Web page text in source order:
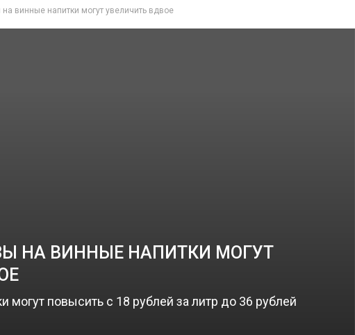
винные напитки могут увеличить вдвое
НА ВИННЫЕ НАПИТКИ МОГУТ
могут повысить с 18 рублей за литр до 36 рублей